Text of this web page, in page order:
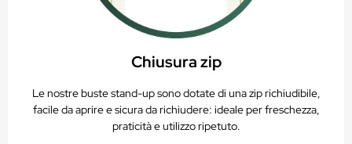
Chiusura zip
Le nostre buste stand-up sono dotate di una zip richiudibile,
facile da aprire e sicura da richiudere: ideale per freschezza,
praticità e utilizzo ripetuto.